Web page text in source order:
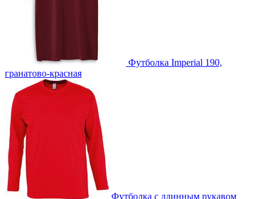
Футболка Imperial 190,
гранатово-красная
Футболка с длинным рукавом